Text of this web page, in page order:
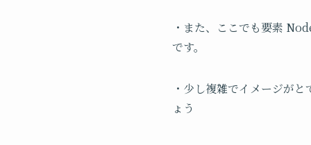
・また、ここでも要素
です。
・少し複雑でイメージが
ょう